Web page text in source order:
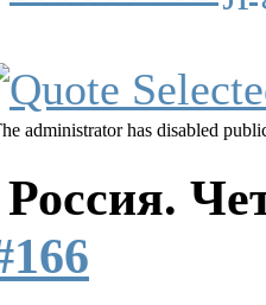
administrator has disabled